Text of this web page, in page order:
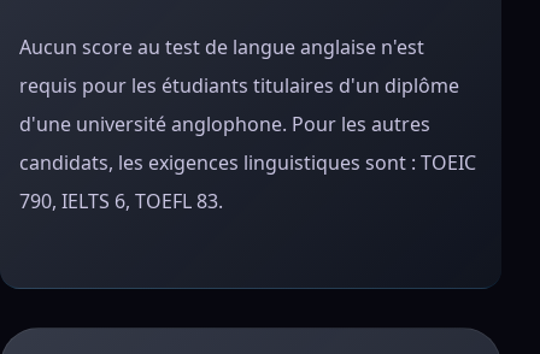
Aucun score au test de langue anglaise n'est
requis pour les étudiants titulaires d'un diplôme
d'une université anglophone. Pour les autres
candidats, les exigences linguistiques sont : TOEIC
790, IELTS 6, TOEFL 83.